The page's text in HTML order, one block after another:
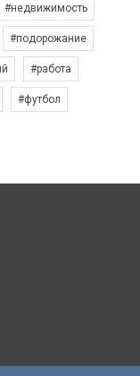
#недвижимость
#подорожание
#работа
#футбол